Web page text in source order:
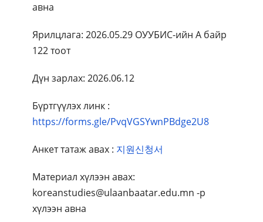
авна
Ярилцлага: 2026.05.29 ОУУБИС-ийн А байр
122 тоот
Дүн зарлах: 2026.06.12
Бүртгүүлэх линк :
https://forms.gle/PvqVGSYwnPBdge2U8
Анкет татаж авах : 지원신청서
Материал хүлээн авах:
koreanstudies@ulaanbaatar.edu.mn -р
хүлээн авна